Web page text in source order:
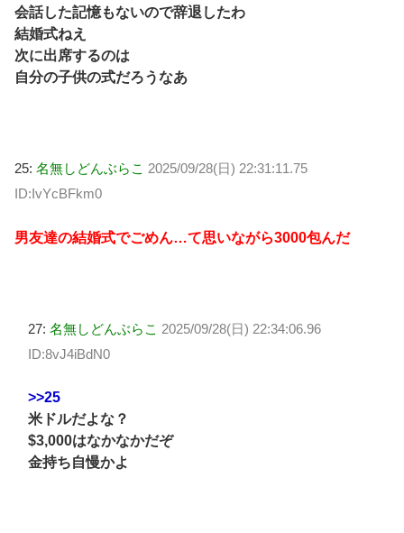
会話した記憶もないので辞退したわ
結婚式ねえ
次に出席するのは
自分の子供の式だろうなあ
25: 名無しどんぶらこ 2025/09/28(日) 22:31:11.75
ID:IvYcBFkm0
男友達の結婚式でごめん…て思いながら3000包んだ
27: 名無しどんぶらこ 2025/09/28(日) 22:34:06.96
ID:8vJ4iBdN0
>>25
米ドルだよな？
$3,000はなかなかだぞ
金持ち自慢かよ